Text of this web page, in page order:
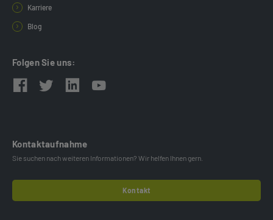
Karriere
Blog
Folgen Sie uns:
Kontaktaufnahme
Sie suchen nach weiteren Informationen? Wir helfen Ihnen gern.
Kontakt